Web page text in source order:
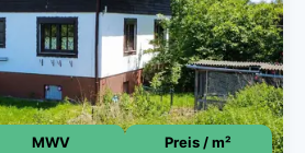
MWV Preis / m²